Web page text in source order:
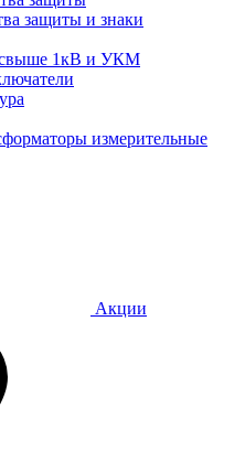
защиты и знаки
свыше 1кВ и УКМ
измерительные
Акции